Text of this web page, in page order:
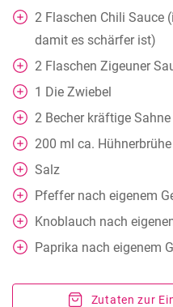
2 Flaschen Chili Sauce
damit es schärfer ist)
2 Flaschen Zigeuner
1 Die Zwiebel
2 Becher kräftige Sahne
200 ml ca. Hühnerbrühe
Salz
Pfeffer nach eigenem
Knoblauch nach
Paprika nach eigenem
Zutaten zur